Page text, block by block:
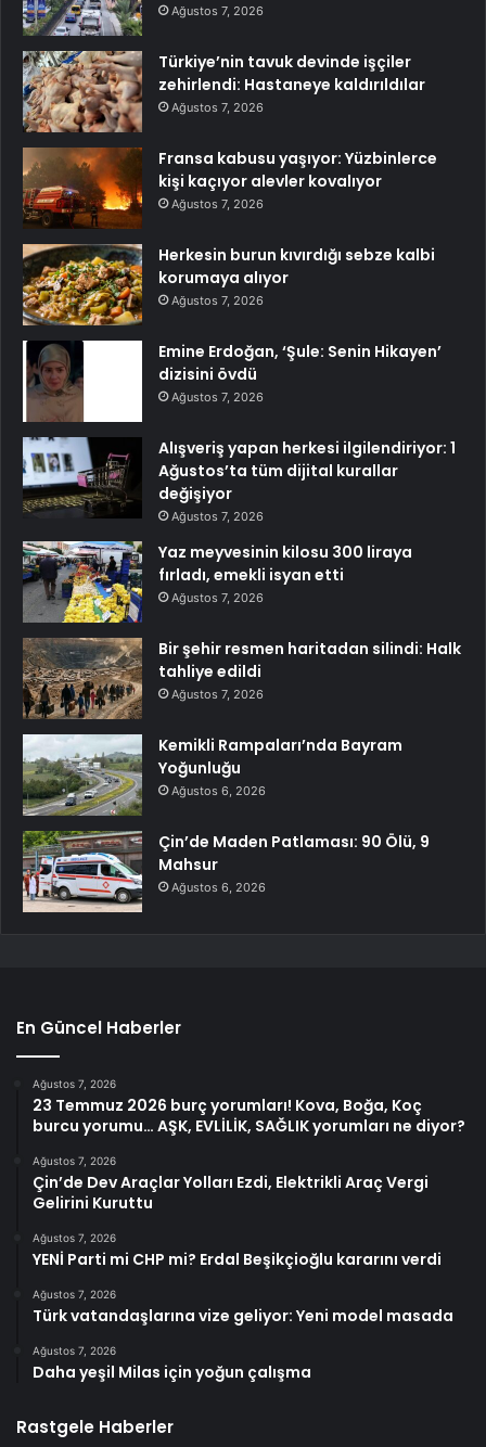
Ağustos 7, 2026
Türkiye’nin tavuk devinde işçiler
zehirlendi: Hastaneye kaldırıldılar
Ağustos 7, 2026
Fransa kabusu yaşıyor: Yüzbinlerce
kişi kaçıyor alevler kovalıyor
Ağustos 7, 2026
Herkesin burun kıvırdığı sebze kalbi
korumaya alıyor
Ağustos 7, 2026
Emine Erdoğan, ‘Şule: Senin Hikayen’
dizisini övdü
Ağustos 7, 2026
Alışveriş yapan herkesi ilgilendiriyor: 1
Ağustos’ta tüm dijital kurallar
değişiyor
Ağustos 7, 2026
Yaz meyvesinin kilosu 300 liraya
fırladı, emekli isyan etti
Ağustos 7, 2026
Bir şehir resmen haritadan silindi: Halk
tahliye edildi
Ağustos 7, 2026
Kemikli Rampaları’nda Bayram
Yoğunluğu
Ağustos 6, 2026
Çin’de Maden Patlaması: 90 Ölü, 9
Mahsur
Ağustos 6, 2026
En Güncel Haberler
Ağustos 7, 2026
23 Temmuz 2026 burç yorumları! Kova, Boğa, Koç
burcu yorumu… AŞK, EVLİLİK, SAĞLIK yorumları ne diyor?
Ağustos 7, 2026
Çin’de Dev Araçlar Yolları Ezdi, Elektrikli Araç Vergi
Gelirini Kuruttu
Ağustos 7, 2026
YENİ Parti mi CHP mi? Erdal Beşikçioğlu kararını verdi
Ağustos 7, 2026
Türk vatandaşlarına vize geliyor: Yeni model masada
Ağustos 7, 2026
Daha yeşil Milas için yoğun çalışma
Rastgele Haberler